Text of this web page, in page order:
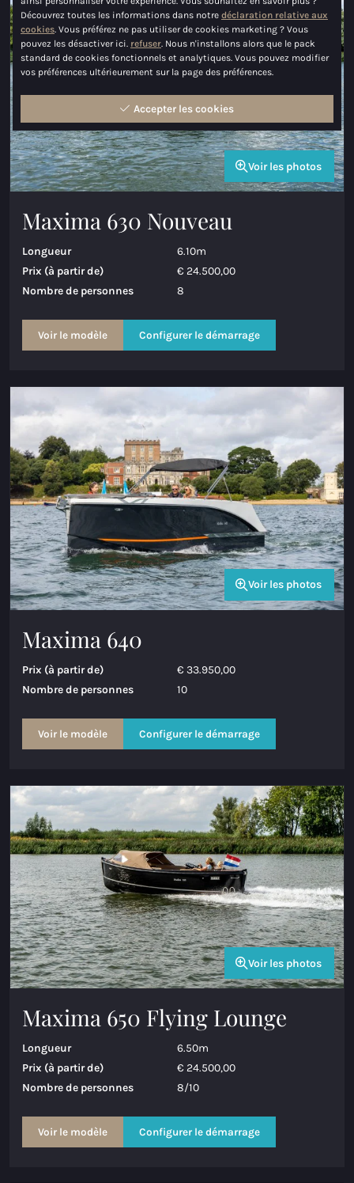
Voir les photos
Maxima 630 Nouveau
Longueur
6.10m
Prix (à partir de)
€ 24.500,00
Nombre de personnes
8
Voir le modèle Configurer le démarrage
Voir les photos
Maxima 640
Prix (à partir de)
€ 33.950,00
Nombre de personnes
10
Voir le modèle Configurer le démarrage
Voir les photos
Maxima 650 Flying Lounge
Longueur
6.50m
Prix (à partir de)
€ 24.500,00
Nombre de personnes
8/10
Voir le modèle Configurer le démarrage
Découvrez toutes les informations dans notre déclaration relative aux
cookies . Vous préférez ne pas utiliser de cookies marketing ? Vous
pouvez les désactiver ici. refuser . Nous n'installons alors que le pack
standard de cookies fonctionnels et analytiques. Vous pouvez modifier
vos préférences ultérieurement sur la page des préférences.
Accepter les cookies